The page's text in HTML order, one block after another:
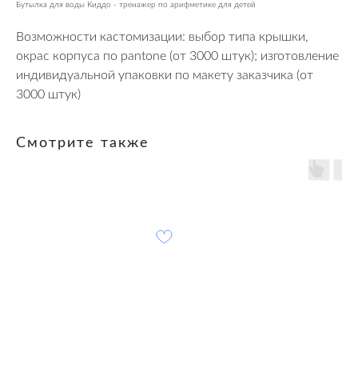
Бутылка для воды Киддо - тренажер по арифметике для детей
Возможности кастомизации: выбор типа крышки,
окрас корпуса по pantone (от 3000 штук); изготовление
индивидуальной упаковки по макету заказчика (от
3000 штук)
Смотрите также